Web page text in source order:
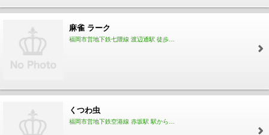
麻雀 ラーク
くつわ虫